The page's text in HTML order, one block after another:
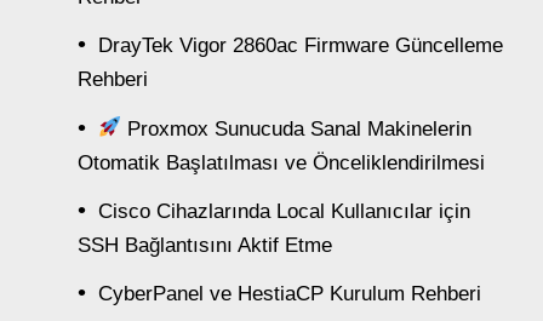
DrayTek Vigor 2860ac Firmware Güncelleme
Rehberi
Proxmox Sunucuda Sanal Makinelerin
Otomatik Başlatılması ve Önceliklendirilmesi
Cisco Cihazlarında Local Kullanıcılar için
SSH Bağlantısını Aktif Etme
CyberPanel ve HestiaCP Kurulum Rehberi